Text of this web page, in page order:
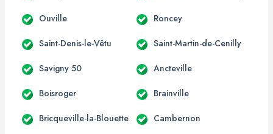
Ouville Roncey
Saint-Denis-le-Vêtu Saint-Martin-de-Cenilly
Savigny 50 Ancteville
Boisroger Brainville
Bricqueville-la-Blouette Cambernon